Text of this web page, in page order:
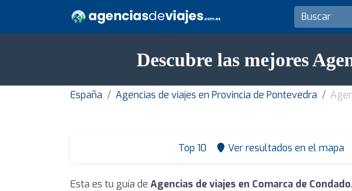
Descubre las mejores
España Agencias de viajes en Provincia de Pontevedra
Top 10 Ver resultados en el mapa
Esta es tu guía de Agencias de viajes en Comarca de Condado